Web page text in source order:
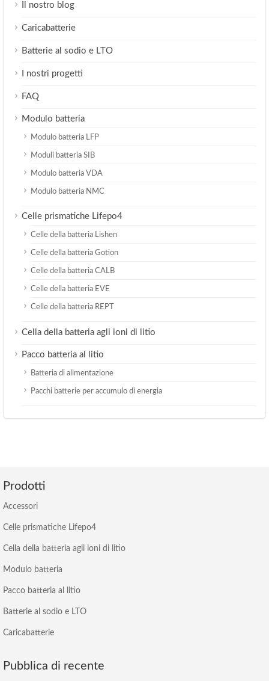
Il nostro blog
Caricabatterie
Batterie al sodio e LTO
I nostri progetti
FAQ
Modulo batteria
Modulo batteria LFP
Moduli batteria SIB
Modulo batteria VDA
Modulo batteria NMC
Celle prismatiche Lifepo4
Celle della batteria Lishen
Celle della batteria Gotion
Celle della batteria CALB
Celle della batteria EVE
Celle della batteria REPT
Cella della batteria agli ioni di litio
Pacco batteria al litio
Batteria di alimentazione
Pacchi batterie per accumulo di energia
Prodotti
Accessori
Celle prismatiche Lifepo4
Cella della batteria agli ioni di litio
Modulo batteria
Pacco batteria al litio
Batterie al sodio e LTO
Caricabatterie
Pubblica di recente